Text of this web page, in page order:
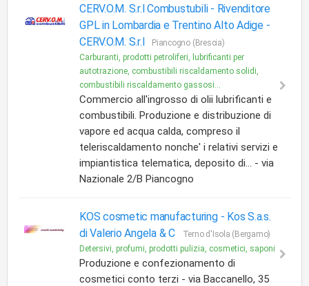
CERV.O.M. S.r.l Combustubili - Rivenditore
GPL in Lombardia e Trentino Alto Adige -
CERV.O.M. S.r.l
Piancogno (Brescia)
Carburanti, prodotti petroliferi, lubrificanti per
autotrazione, combustibili riscaldamento solidi,
combustibili riscaldamento gassosi...
Commercio all'ingrosso di olii lubrificanti e
combustibili. Produzione e distribuzione di
vapore ed acqua calda, compreso il
teleriscaldamento nonche' i relativi servizi e
impiantistica telematica, deposito di... - via
Nazionale 2/B Piancogno
KOS cosmetic manufacturing - Kos S.a.s.
di Valerio Angela & C
Terno d'Isola (Bergamo)
Detersivi, profumi, prodotti pulizia, cosmetici, saponi
Produzione e confezionamento di
cosmetici conto terzi - via Baccanello, 35